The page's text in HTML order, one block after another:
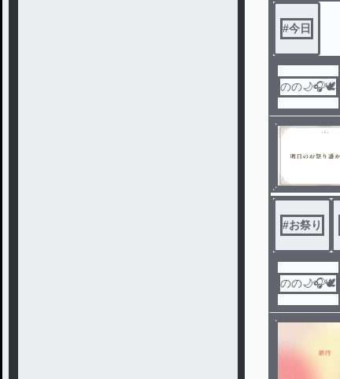
#今日
のの🌙🎧️🕊️
#お祭り
のの🌙🎧️🕊️